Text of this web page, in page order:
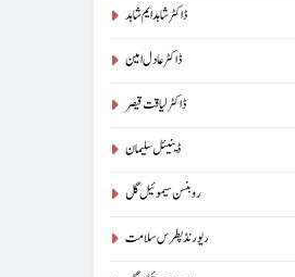
ڈاکٹر شاہد ایم شاہد
ڈاکٹر عادل امین
ڈاکٹر لیاقت قیصر
ڈینیئل سلیمان
روبنسن سیموئیل گل
ریورنڈ پطرس سلامت